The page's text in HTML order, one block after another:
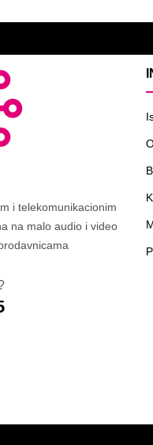
i telekomunikacionim
na malo audio i video